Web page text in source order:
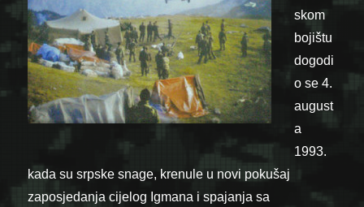
skom
bojištu
dogodi
o se 4.
august
a
1993.
kada su srpske snage, krenule u novi pokušaj
zaposjedanja cijelog Igmana i spajanja sa